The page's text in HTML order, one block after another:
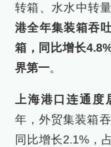
转箱、水水中转
港全年集装箱吞
箱，同比增长
界第一。
上海港口连通度
年，外贸集装箱
同比增长2.1%，